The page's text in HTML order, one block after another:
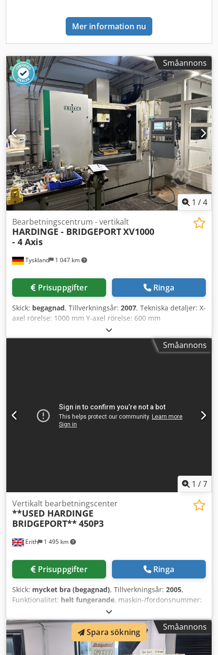
Mer information nu
Småannons
1 /4
Tyskland 1 047 km
Bearbetningscentrum - vertikalt
HARDINGE - BRIDGEPORTXV1000
- 4 Axis
Prisuppgifter Ringa
Skick: begagnad, Tillverkningsår: 2007, Tekniska detaljer: X-
axel rörelse: 1000 mm Y-axel rörelse: 600 mm
Dkodpfeyfgiuex Al Tor Z-axel rörelse: 650 mm Styrsystem:
Siemens 810D shopMill Avstånd spindel/bord: min 130 mm
/ max. 780 mm Spindelvarvtal: 10 000 varv/minSmåannons
1 /7
Erith 1 495 km
Vertikalt bearbetningscenter
**USED HARDINGE
BRIDGEPORT**450P3
Prisuppgifter Ringa
Skick: mycket bra (begagnad), Tillverkningsår: 2005,
Funktionalitet: helt fungerande, maskin-/fordonsnummer:
, SPECIFIKATION Bordstorlek: 600 x 320 mm X-axel
rörelse: 450 mm Y-axel rörelse: 350 mm Z-axel rörelse: 380
mm Spindel: BT40 Spindelhastigheter: 0–8000 varv/min
Spindelmotor: 10 kW Snabbmatningshastighet alla axlar:
30 m/min Verktygsväxlarkapacitet: 12 verktyg
Småannons
Spara sökning